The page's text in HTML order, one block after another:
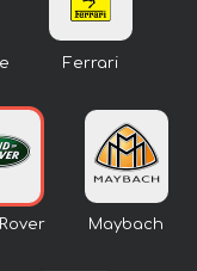
Ferrari
Maybach